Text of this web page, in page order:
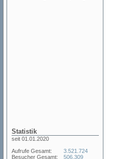
Statistik
seit 01.01.2020
Aufrufe Gesamt:
Besucher Gesamt:
3.521.724
506.309